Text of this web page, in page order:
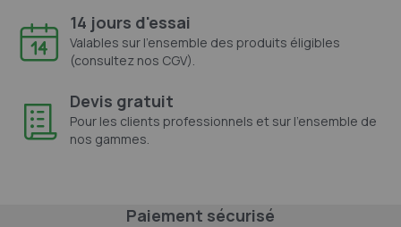
14 jours d'essai
Valables sur l'ensemble des produits éligibles
(consultez nos CGV).
Devis gratuit
Pour les clients professionnels et sur l'ensemble de
nos gammes.
Paiement sécurisé